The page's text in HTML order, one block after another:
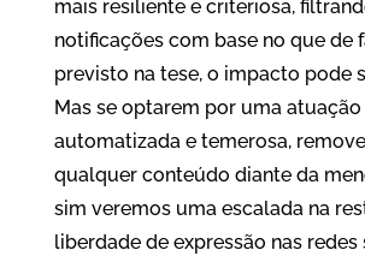
mais resiliente e criteriosa,
notificações com base no que de
previsto na tese, o impacto pode
Mas se optarem por uma atuação
automatizada e temerosa,
qualquer conteúdo diante da
sim veremos uma escalada na
liberdade de expressão nas redes